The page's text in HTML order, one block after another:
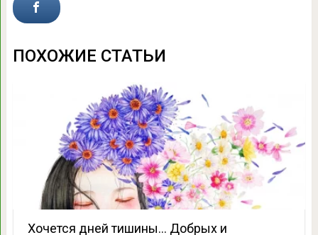
ПОХОЖИЕ СТАТЬИ
Хочется дней тишины… Добрых и